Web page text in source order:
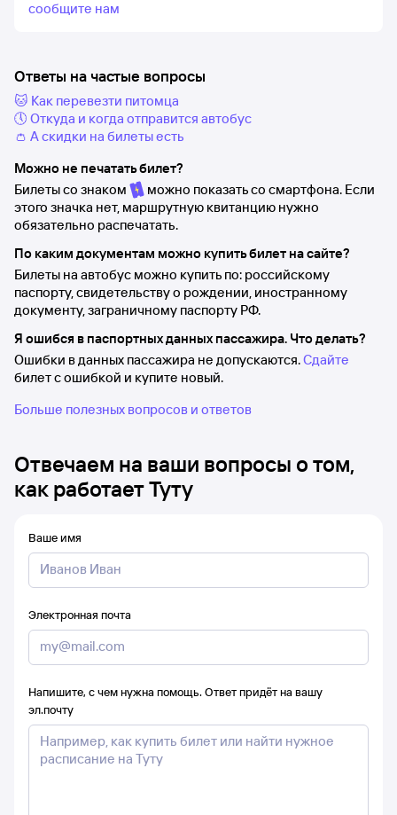
сообщите нам
Ответы на частые вопросы
🐱 Как перевезти питомца
🕔 Откуда и когда отправится автобус
👛 А скидки на билеты есть
Можно не печатать билет?
Билеты со знаком
можно показать со смартфона. Если
этого значка нет, маршрутную квитанцию нужно
обязательно распечатать.
По каким документам можно купить билет на сайте?
Билеты на автобус можно купить по: российскому
паспорту, свидетельству о рождении, иностранному
документу, заграничному паспорту РФ.
Я ошибся в паспортных данных пассажира. Что делать?
Ошибки в данных пассажира не допускаются.Сдайте
билет с ошибкой и купите новый.
Больше полезных вопросов и ответов
Отвечаем на ваши вопросы о том,
как работает Туту
Ваше имя
Электронная почта
Напишите, с чем нужна помощь. Ответ придёт на вашу
эл.почту